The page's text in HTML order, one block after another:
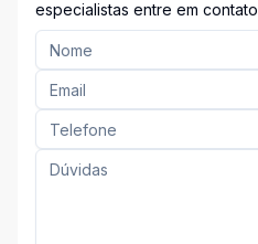
especialistas entre em contato